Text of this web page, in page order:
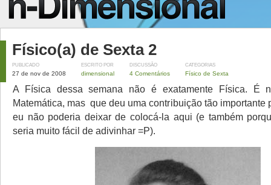
Físico(a) de Sexta 2
PUBLICADO
27 de nov de 2008
ESCRITO POR
dimensional
DISCUSSÃO
4 Comentários
CATEGORIAS
Físico de Sexta
A Física dessa semana não é exatamente Física. É
Matemática, mas que deu uma contribuição tão importante
eu não poderia deixar de colocá-la aqui (e também
seria muito fácil de adivinhar =P).